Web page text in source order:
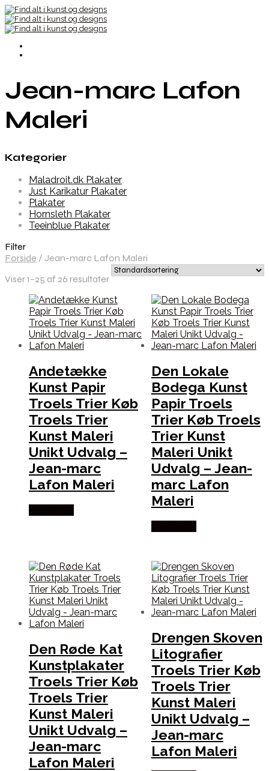
Jean-marc Lafon
Maleri
Kategorier
Maladroit.dk Plakater
Just Karikatur Plakater
Plakater
Hornsleth Plakater
Teeinblue Plakater
Filter
Forside / Jean-marc Lafon Maleri
Viser 1–25 af 26 resultater
Andetække
Kunst Papir
Troels Trier Køb
Troels Trier
Kunst Maleri
Unikt Udvalg –
Jean-marc
Lafon Maleri
Den Lokale
Bodega Kunst
Papir Troels
Trier Køb Troels
Trier Kunst
Maleri Unikt
Udvalg – Jean-
marc Lafon
Maleri
Den Røde Kat
Kunstplakater
Troels Trier Køb
Troels Trier
Kunst Maleri
Unikt Udvalg –
Jean-marc
Lafon Maleri
Drengen Skoven
Litografier
Troels Trier Køb
Troels Trier
Kunst Maleri
Unikt Udvalg –
Jean-marc
Lafon Maleri